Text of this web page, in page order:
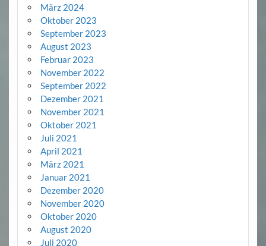
März 2024
Oktober 2023
September 2023
August 2023
Februar 2023
November 2022
September 2022
Dezember 2021
November 2021
Oktober 2021
Juli 2021
April 2021
März 2021
Januar 2021
Dezember 2020
November 2020
Oktober 2020
August 2020
Juli 2020